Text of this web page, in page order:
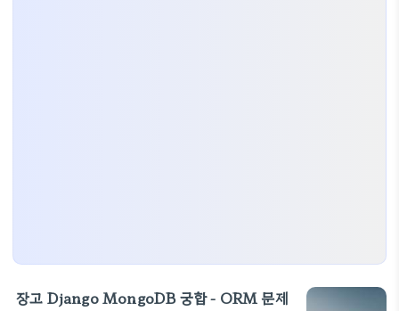
장고 Django MongoDB 궁합 - ORM 문제